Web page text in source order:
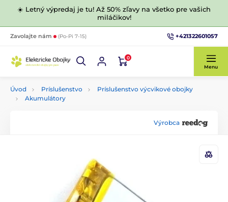
☀️ Letný výpredaj je tu! Až 50% zľavy na všetko pre vašich
miláčikov!
Zavolajte nám (Po-Pi 7-15) +421322601057
0
Menu
Úvod Príslušenstvo
Príslušenstvo výcvikové obojky
Akumulátory
Výrobca